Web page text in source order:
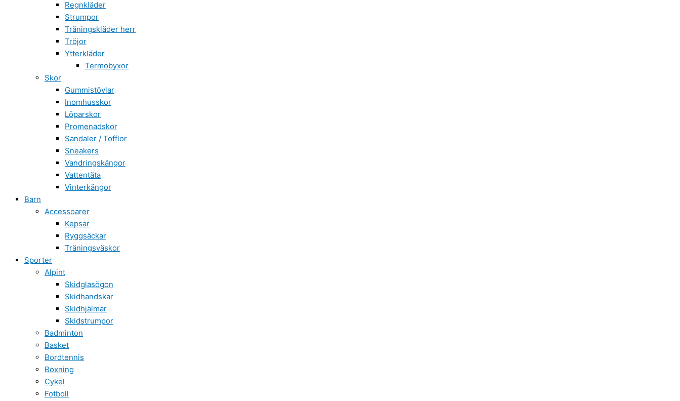
Regnkläder
Strumpor
Träningskläder herr
Tröjor
Ytterkläder
Termobyxor
Skor
Gummistövlar
Inomhusskor
Löparskor
Promenadskor
Sandaler / Tofflor
Sneakers
Vandringskängor
Vattentäta
Vinterkängor
Barn
Accessoarer
Kepsar
Ryggsäckar
Träningsväskor
Sporter
Alpint
Skidglasögon
Skidhandskar
Skidhjälmar
Skidstrumpor
Badminton
Basket
Bordtennis
Boxning
Cykel
Fotboll